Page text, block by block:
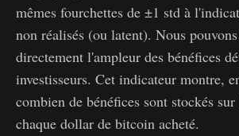
mêmes fourchettes de ±1 std à
non réalisés (ou latent). Nous
directement l'ampleur des bénéfices
investisseurs. Cet indicateur montre,
combien de bénéfices sont stockés
chaque dollar de bitcoin acheté.